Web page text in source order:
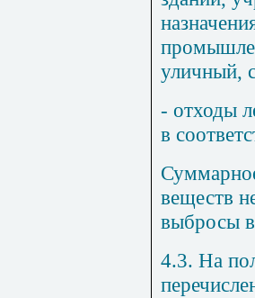
уличный,
- отходы
в
веществ
выбросы
4.3. На